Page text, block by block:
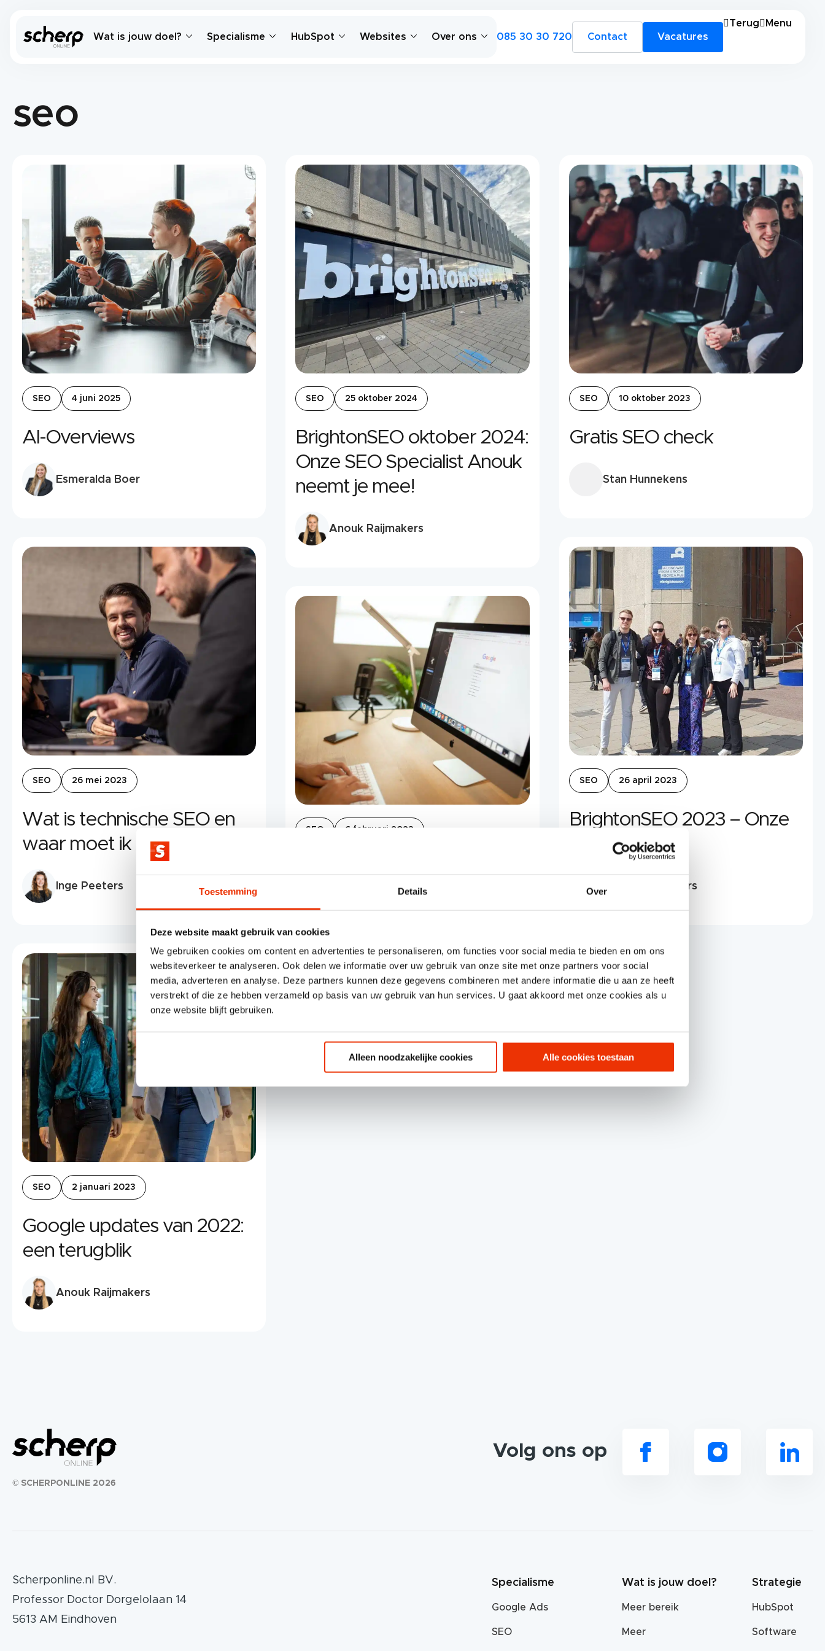
Toestemming Details Over
Deze website maakt gebruik van cookies
We gebruiken cookies om content en advertenties te personaliseren, om functies voor social media te bieden en om ons
websiteverkeer te analyseren. Ook delen we informatie over uw gebruik van onze site met onze partners voor social
media, adverteren en analyse. Deze partners kunnen deze gegevens combineren met andere informatie die u aan ze heeft
verstrekt of die ze hebben verzameld op basis van uw gebruik van hun services. U gaat akkoord met onze cookies als u
onze website blijft gebruiken.
Alleen noodzakelijke cookies Alle cookies toestaan
Wat is jouw doel? Specialisme HubSpot Websites Over ons 085 30 30 720 Contact Vacatures
Terug Menu
seo
SEO 4 juni 2025
AI-Overviews
Esmeralda Boer
SEO 25 oktober 2024
BrightonSEO oktober 2024:
Onze SEO Specialist Anouk
neemt je mee!
Anouk Raijmakers
SEO 10 oktober 2023
Gratis SEO check
Stan Hunnekens
SEO 26 mei 2023
Wat is technische SEO en
waar moet ik op letten?
Inge Peeters
SEO 26 april 2023
BrightonSEO 2023 – Onze
ervaring
Anouk Raijmakers
SEO 6 februari 2023
Inge Peeters
SEO 2 januari 2023
Google updates van 2022:
een terugblik
Anouk Raijmakers
© SCHERPONLINE 2026
Volg ons op
Scherponline.nl BV.
Professor Doctor Dorgelolaan 14
5613 AM Eindhoven
Specialisme
Google Ads
SEO
Wat is jouw doel?
Meer bereik
Meer
Strategie
HubSpot
Software